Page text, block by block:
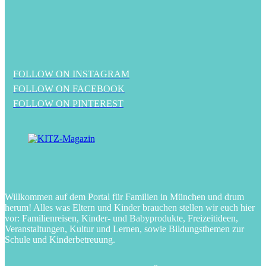
FOLLOW ON INSTAGRAM
FOLLOW ON FACEBOOK
FOLLOW ON PINTEREST
Willkommen auf dem Portal für Familien in München und drum
herum! Alles was Eltern und Kinder brauchen stellen wir euch hier
vor: Familienreisen, Kinder- und Babyprodukte, Freizeitideen,
Veranstaltungen, Kultur und Lernen, sowie Bildungsthemen zur
Schule und Kinderbetreuung.